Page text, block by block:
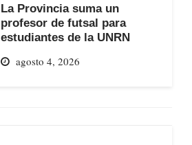
La Provincia suma un
profesor de futsal para
estudiantes de la UNRN
agosto 4, 2026